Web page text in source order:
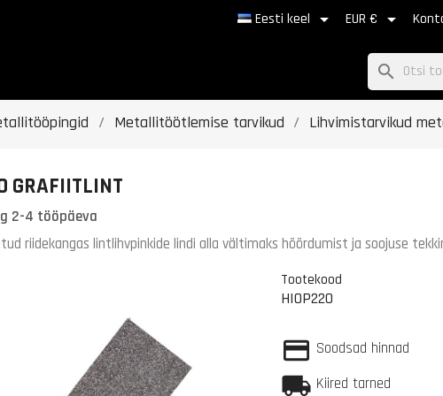
Eesti keel  EUR € 
search
Metallitöötlemise tarvikud Lihvimistarvikud
GRAFIITLINT
2-4 tööpäeva
riidekangas lintlihvpinkide lindi alla vältimaks hõõrdumist ja soojuse
Tootekood
HIOP220
Soodsad hinnad
Kiired tarned